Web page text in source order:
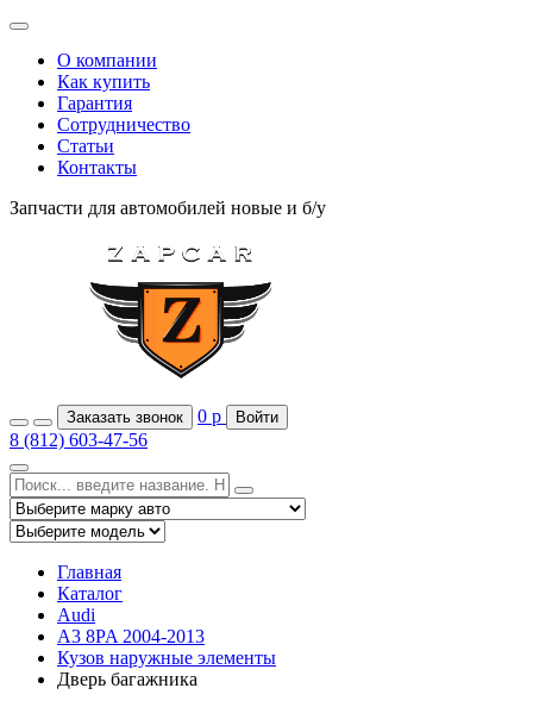
О компании
Как купить
Гарантия
Сотрудничество
Статьи
Контакты
Запчасти для автомобилей новые и б/у
Заказать звонок 0 р Войти
8 (812) 603-47-56
Главная
Каталог
Audi
A3 8PA 2004-2013
Кузов наружные элементы
Дверь багажника